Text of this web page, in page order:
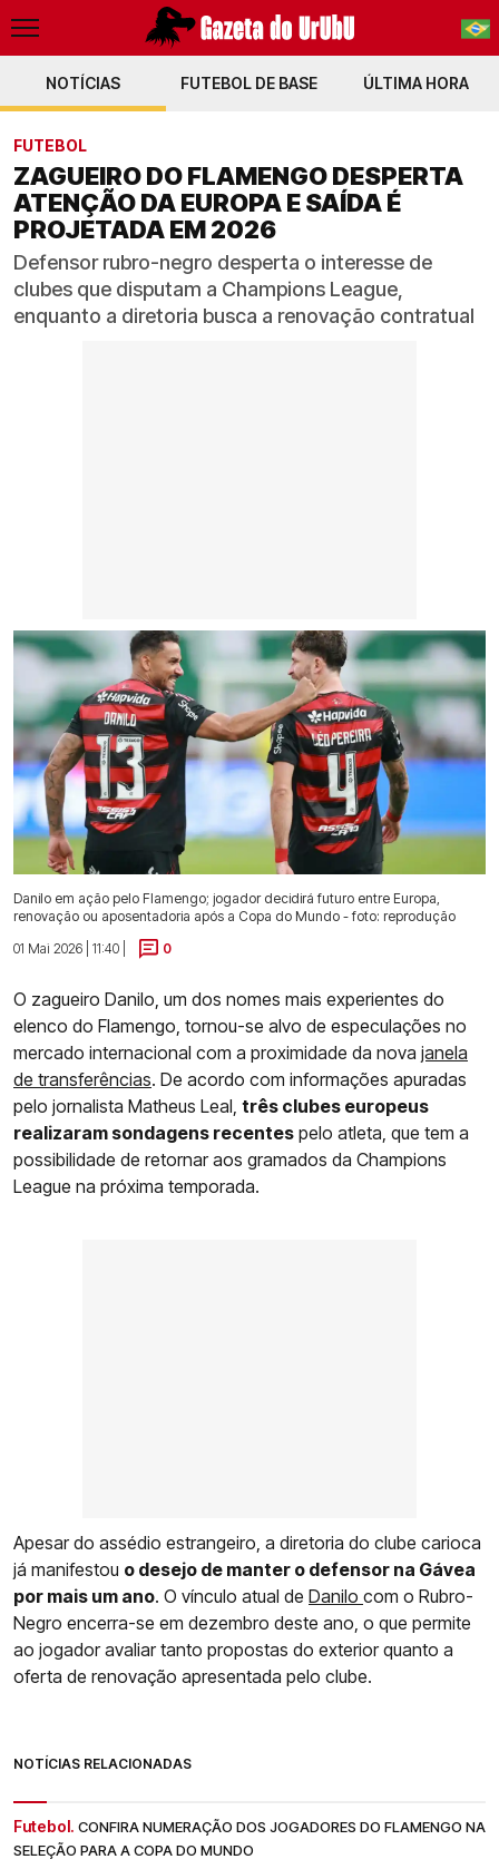
PT-BR
NOTÍCIAS FUTEBOL DE BASE ÚLTIMA HORA
FUTEBOL
ZAGUEIRO DO FLAMENGO DESPERTA
ATENÇÃO DA EUROPA E SAÍDA É
PROJETADA EM 2026
Defensor rubro-negro desperta o interesse de
clubes que disputam a Champions League,
enquanto a diretoria busca a renovação contratual
Danilo em ação pelo Flamengo; jogador decidirá futuro entre Europa,
renovação ou aposentadoria após a Copa do Mundo - foto: reprodução
01 Mai 2026 | 11:40 |
0
O zagueiro Danilo, um dos nomes mais experientes do
elenco do Flamengo, tornou-se alvo de especulações no
mercado internacional com a proximidade da nova janela
de transferências. De acordo com informações apuradas
pelo jornalista Matheus Leal, três clubes europeus
realizaram sondagens recentes pelo atleta, que tem a
possibilidade de retornar aos gramados da Champions
League na próxima temporada.
Apesar do assédio estrangeiro, a diretoria do clube carioca
já manifestou o desejo de manter o defensor na Gávea
por mais um ano. O vínculo atual de Danilo com o Rubro-
Negro encerra-se em dezembro deste ano, o que permite
ao jogador avaliar tanto propostas do exterior quanto a
oferta de renovação apresentada pelo clube.
NOTÍCIAS RELACIONADAS
Futebol. CONFIRA NUMERAÇÃO DOS JOGADORES DO FLAMENGO NA
SELEÇÃO PARA A COPA DO MUNDO